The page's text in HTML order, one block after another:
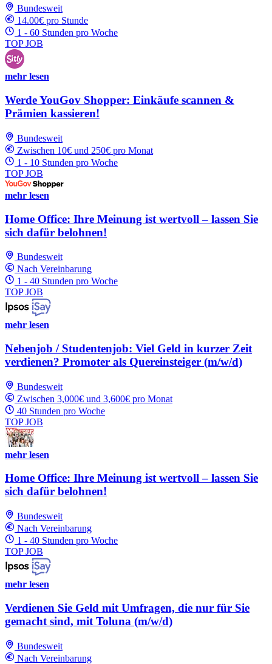
Bundesweit
14.00€ pro Stunde
1 - 60 Stunden pro Woche
TOP JOB
mehr lesen
Werde YouGov Shopper: Einkäufe scannen &
Prämien kassieren!
Bundesweit
Zwischen 10€ und 250€ pro Monat
1 - 10 Stunden pro Woche
TOP JOB
mehr lesen
Home Office: Ihre Meinung ist wertvoll – lassen Sie
sich dafür belohnen!
Bundesweit
Nach Vereinbarung
1 - 40 Stunden pro Woche
TOP JOB
mehr lesen
Nebenjob / Studentenjob: Viel Geld in kurzer Zeit
verdienen? Promoter als Quereinsteiger (m/w/d)
Bundesweit
Zwischen 3,000€ und 3,600€ pro Monat
40 Stunden pro Woche
TOP JOB
mehr lesen
Home Office: Ihre Meinung ist wertvoll – lassen Sie
sich dafür belohnen!
Bundesweit
Nach Vereinbarung
1 - 40 Stunden pro Woche
TOP JOB
mehr lesen
Verdienen Sie Geld mit Umfragen, die nur für Sie
gemacht sind, mit Toluna (m/w/d)
Bundesweit
Nach Vereinbarung